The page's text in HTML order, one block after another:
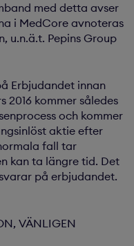
med detta avser
i MedCore avnoteras
u.n.ä.t. Pepins Group
Erbjudandet innan
2016 kommer således
och kommer
aktie efter
fall tar
kan ta längre tid. Det
på erbjudandet.
VÄNLIGEN